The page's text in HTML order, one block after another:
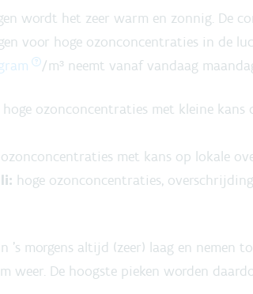
wordt het zeer warm en zonnig. De
voor hoge ozonconcentraties in de
/m³ neemt vanaf vandaag
hoge ozonconcentraties met kleine
ozonconcentraties met kans op lokale
hoge ozonconcentraties,
morgens altijd (zeer) laag en nemen
weer. De hoogste pieken worden